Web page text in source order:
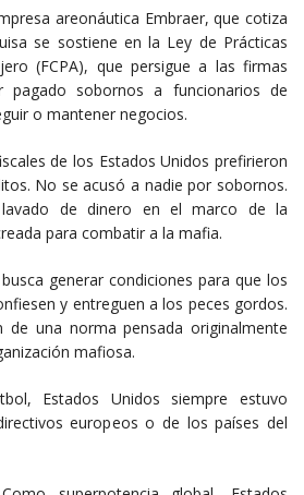
areonáutica Embraer, que cotiza
se sostiene en la Ley de Prácticas
(FCPA), que persigue a las firmas
pagado sobornos a funcionarios de
o mantener negocios.
de los Estados Unidos prefirieron
No se acusó a nadie por sobornos.
de dinero en el marco de la
para combatir a la mafia.
generar condiciones para que los
y entreguen a los peces gordos.
de una norma pensada originalmente
mafiosa.
Estados Unidos siempre estuvo
europeos o de los países del